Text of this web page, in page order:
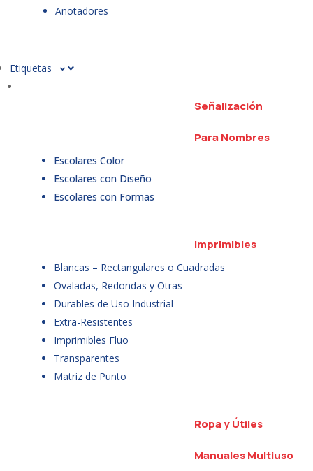
Anotadores
Etiquetas
Señalización
Para Nombres
Escolares Color
Escolares con Diseño
Escolares con Formas
Imprimibles
Blancas – Rectangulares o Cuadradas
Ovaladas, Redondas y Otras
Durables de Uso Industrial
Extra-Resistentes
Imprimibles Fluo
Transparentes
Matriz de Punto
Ropa y Útiles
Manuales Multiuso